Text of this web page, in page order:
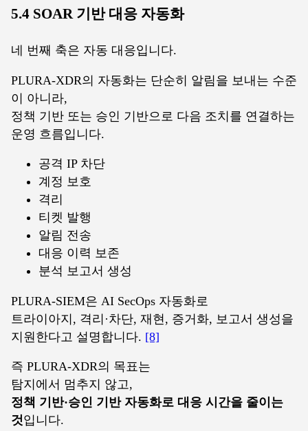
5.4 SOAR 기반 대응 자동화
네 번째 축은 자동 대응입니다.
PLURA-XDR의 자동화는 단순히 알림을 보내는 수준
이 아니라,
정책 기반 또는 승인 기반으로 다음 조치를 연결하는
운영 흐름입니다.
공격 IP 차단
계정 보호
격리
티켓 발행
알림 전송
대응 이력 보존
분석 보고서 생성
PLURA-SIEM은 AI SecOps 자동화로
트라이아지, 격리·차단, 재현, 증거화, 보고서 생성을
지원한다고 설명합니다. [8]
즉 PLURA-XDR의 목표는
탐지에서 멈추지 않고,
정책 기반·승인 기반 자동화로 대응 시간을 줄이는
것입니다.